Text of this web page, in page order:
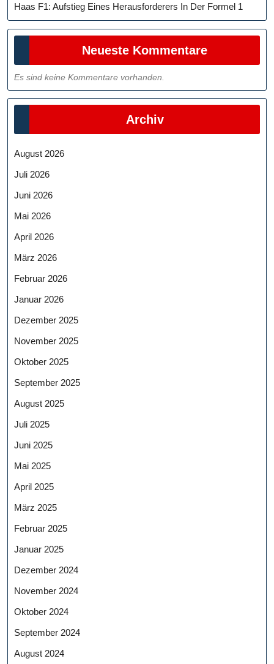
Haas F1: Aufstieg Eines Herausforderers In Der Formel 1
Neueste Kommentare
Es sind keine Kommentare vorhanden.
Archiv
August 2026
Juli 2026
Juni 2026
Mai 2026
April 2026
März 2026
Februar 2026
Januar 2026
Dezember 2025
November 2025
Oktober 2025
September 2025
August 2025
Juli 2025
Juni 2025
Mai 2025
April 2025
März 2025
Februar 2025
Januar 2025
Dezember 2024
November 2024
Oktober 2024
September 2024
August 2024